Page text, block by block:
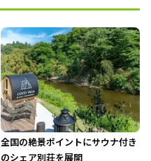
全国の絶景ポイントにサウナ付き
のシェア別荘を展開